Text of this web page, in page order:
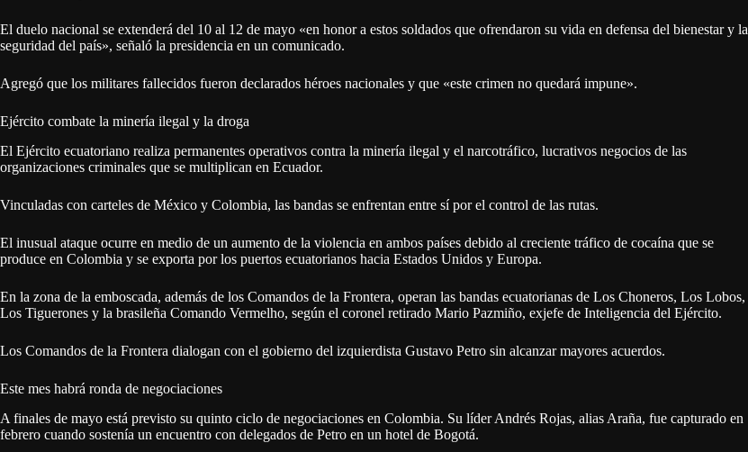
El duelo nacional se extenderá del 10 al 12 de mayo «en honor a estos soldados que ofrendaron su vida en defensa del bienestar y la
seguridad del país», señaló la presidencia en un comunicado.
Agregó que los militares fallecidos fueron declarados héroes nacionales y que «este crimen no quedará impune».
Ejército combate la minería ilegal y la droga
El Ejército ecuatoriano realiza permanentes operativos contra la minería ilegal y el narcotráfico, lucrativos negocios de las
organizaciones criminales que se multiplican en Ecuador.
Vinculadas con carteles de México y Colombia, las bandas se enfrentan entre sí por el control de las rutas.
El inusual ataque ocurre en medio de un aumento de la violencia en ambos países debido al creciente tráfico de cocaína que se
produce en Colombia y se exporta por los puertos ecuatorianos hacia Estados Unidos y Europa.
En la zona de la emboscada, además de los Comandos de la Frontera, operan las bandas ecuatorianas de Los Choneros, Los Lobos,
Los Tiguerones y la brasileña Comando Vermelho, según el coronel retirado Mario Pazmiño, exjefe de Inteligencia del Ejército.
Los Comandos de la Frontera dialogan con el gobierno del izquierdista Gustavo Petro sin alcanzar mayores acuerdos.
Este mes habrá ronda de negociaciones
A finales de mayo está previsto su quinto ciclo de negociaciones en Colombia. Su líder Andrés Rojas, alias Araña, fue capturado en
febrero cuando sostenía un encuentro con delegados de Petro en un hotel de Bogotá.